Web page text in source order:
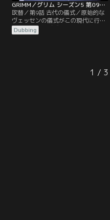
GRIMM／グリム シーズン5 第09話／吹替
吹替／第9話 古代の儀式／原始的な
ヴェッセンの儀式がこの現代に行わ
れ、ニック（デヴィッド・ジュント
ーリ）、ハンク（ラッセル・ホーン
ェル）は捜査を手伝うため集会に潜
入する。一方ハドリアンズ・ウォー
Dubbing
1